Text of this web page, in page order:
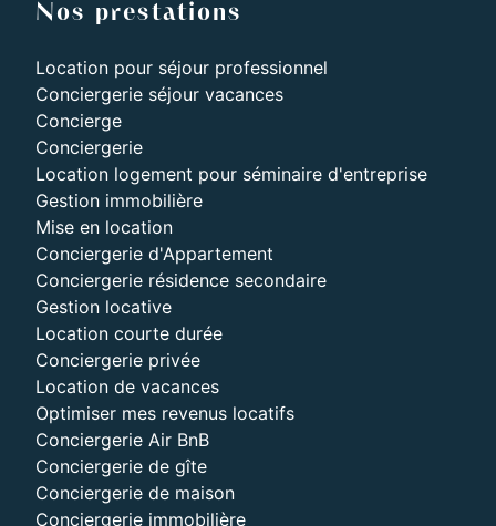
Nos prestations
Location pour séjour professionnel
Conciergerie séjour vacances
Concierge
Conciergerie
Location logement pour séminaire d'entreprise
Gestion immobilière
Mise en location
Conciergerie d'Appartement
Conciergerie résidence secondaire
Gestion locative
Location courte durée
Conciergerie privée
Location de vacances
Optimiser mes revenus locatifs
Conciergerie Air BnB
Conciergerie de gîte
Conciergerie de maison
Conciergerie immobilière